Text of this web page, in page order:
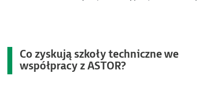
Co zyskują szkoły techniczne we
współpracy z ASTOR?